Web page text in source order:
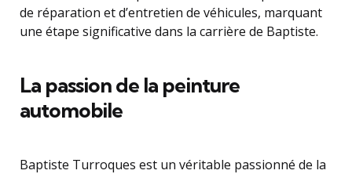
de réparation et d’entretien de véhicules, marquant
une étape significative dans la carrière de Baptiste.
La passion de la peinture
automobile
Baptiste Turroques est un véritable passionné de la